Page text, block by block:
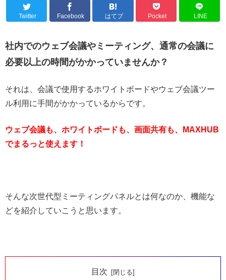
Twitter Facebook はてブ Pocket LINE
社内でのウェブ会議やミーティング、通常の会議に
必要以上の時間がかかっていませんか？
それは、会議で使用するホワイトボードやウェブ会議ツー
ル利用に手間がかかっているからです。
ウェブ会議も、ホワイトボードも、画面共有も、MAXHUB
でまるっと使えます！
そんな次世代型ミーティングパネルとは何なのか、機能な
どを紹介していこうと思います。
目次